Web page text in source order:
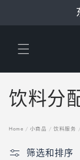
收
藏
:
饮料分
Home / 小商品 / 饮料服务 /
筛选和排序